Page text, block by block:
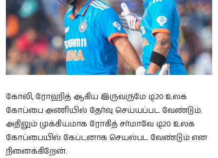
கோலி, ரோஹித் ஆகிய இருவருமே டி20 உலக
கோப்பை அணியில் தேர்வு செய்யப்பட வேண்டும்.
அதிலும் முக்கியமாக ரோகித் சர்மாவே டி20 உலக
கோப்பையில் கேப்டனாக செயல்பட வேண்டும் என
நினைக்கிறேன்.